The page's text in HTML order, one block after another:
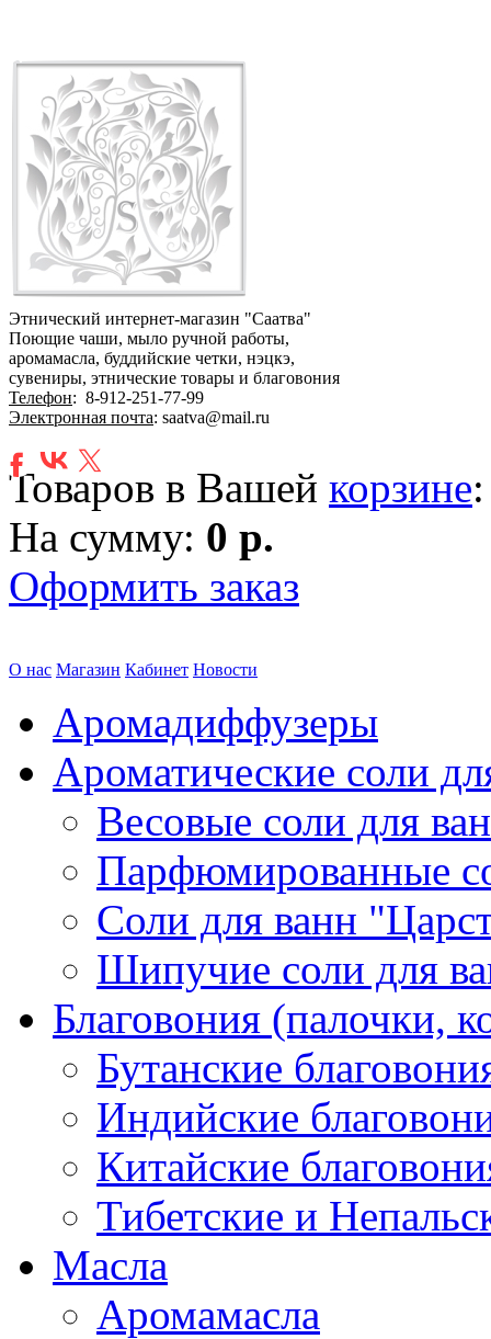
Этнический интернет-магазин "Саатва"
Поющие чаши, мыло ручной работы,
аромамасла, буддийские четки, нэцкэ,
сувениры, этнические товары и благовония
Телефон: 8-912-251-77-99
Электронная почта: saatva@mail.ru
Товаров в Вашей корзине
На сумму: 0 р.
Оформить заказ
О нас Магазин Кабинет Новости
Аромадиффузеры
Ароматические соли
Весовые соли для
Парфюмированные
Соли для ванн
Шипучие соли для
Благовония (палочки,
Бутанские
Индийские
Китайские
Тибетские и
Масла
Аромамасла